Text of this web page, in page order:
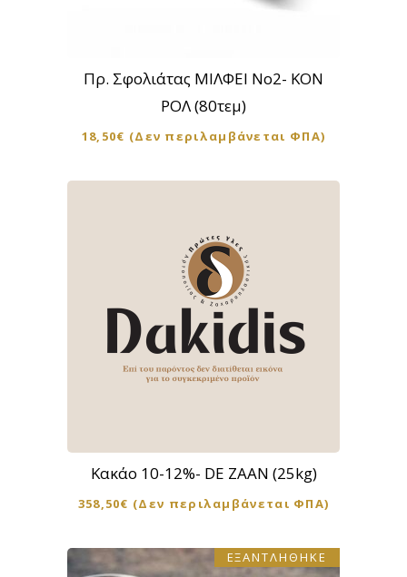
Πρ. Σφολιάτας ΜΙΛΦΕΙ Νο2- ΚΟΝ
ΡΟΛ (80τεμ)
18,50€ (Δεν περιλαμβάνεται ΦΠΑ)
Κακάο 10-12%- DE ZAAN (25kg)
358,50€ (Δεν περιλαμβάνεται ΦΠΑ)
ΕΞΑΝΤΛΗΘΗΚΕ